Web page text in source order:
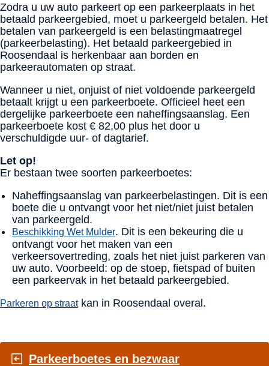
Zodra u uw auto parkeert op een parkeerplaats in het
betaald parkeergebied, moet u parkeergeld betalen. Het
betalen van parkeergeld is een belastingmaatregel
(parkeerbelasting). Het betaald parkeergebied in
Roosendaal is herkenbaar aan borden en
parkeerautomaten op straat.
Wanneer u niet, onjuist of niet voldoende parkeergeld
betaalt krijgt u een parkeerboete. Officieel heet een
dergelijke parkeerboete een naheffingsaanslag. Een
parkeerboete kost € 82,00 plus het door u
verschuldigde uur- of dagtarief.
Let op!
Er bestaan twee soorten parkeerboetes:
Naheffingsaanslag van parkeerbelastingen. Dit is een
boete die u ontvangt voor het niet/niet juist betalen
van parkeergeld.
Beschikking Wet Mulder. Dit is een bekeuring die u
ontvangt voor het maken van een
verkeersovertreding, zoals het niet juist parkeren van
uw auto. Voorbeeld: op de stoep, fietspad of buiten
een parkeervak in het betaald parkeergebied.
Parkeren op straatkan in Roosendaal overal.
Parkeerboetes en bezwaar